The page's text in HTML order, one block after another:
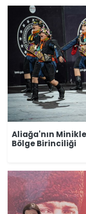
Aliağa'nın
Bölge Birinciliği